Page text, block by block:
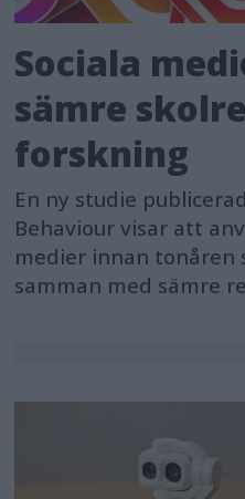
Sociala
sämre
forskning
En ny studie
Behaviour visar att
medier innan tonåren
samman med sämre